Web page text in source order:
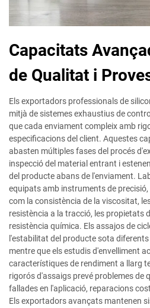
Capacitats
de Qualitat i
Els exportadors professionals de
mitjà de sistemes exhaustius de
que cada enviament compleix amb
especificacions del client. Aquestes
abasten múltiples fases del procés
inspecció del material entrant i
del producte abans de l'enviament.
equipats amb instruments de
com la consistència de la viscositat,
resistència a la tracció, les propietats
resistència química. Els assajos de
l'estabilitat del producte sota
mentre que els estudis d'envelliment
característiques de rendiment a llarg
rigorós d'assaigs prevé problemes de
fallades en l'aplicació, reparacions
Els exportadors avançats mantenen